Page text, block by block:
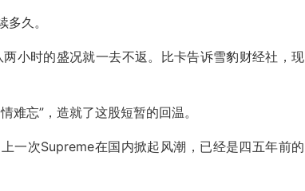
久。
小时的盛况就一去不返。比卡告诉雪豹财经社，现
难忘”，造就了这股短暂的回温。
一次Supreme在国内掀起风潮，已经是四五年前的